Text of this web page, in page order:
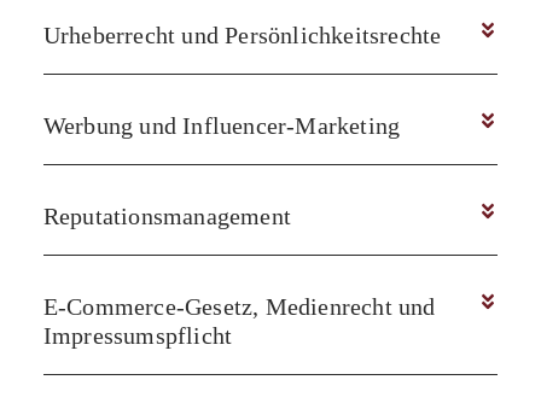
Urheberrecht und Persönlichkeitsrechte
Werbung und Influencer-Marketing
Reputationsmanagement
E-Commerce-Gesetz, Medienrecht und
Impressumspflicht